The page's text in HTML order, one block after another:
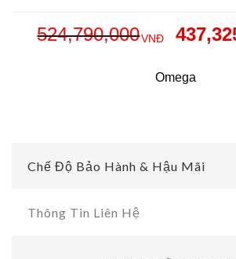
524,790,000VNĐ
Omega
Chế Độ Bảo Hành & Hậu Mãi
Thông Tin Liên Hệ